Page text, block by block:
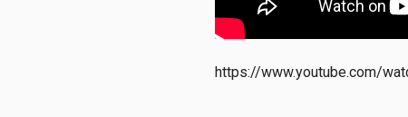
https://www.youtube.com/